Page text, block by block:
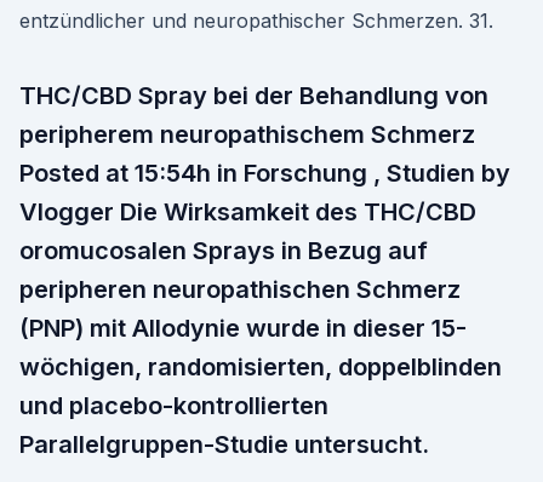
entzündlicher und neuropathischer Schmerzen. 31.
THC/CBD Spray bei der Behandlung von
peripherem neuropathischem Schmerz
Posted at 15:54h in Forschung , Studien by
Vlogger Die Wirksamkeit des THC/CBD
oromucosalen Sprays in Bezug auf
peripheren neuropathischen Schmerz
(PNP) mit Allodynie wurde in dieser 15-
wöchigen, randomisierten, doppelblinden
und placebo-kontrollierten
Parallelgruppen-Studie untersucht.